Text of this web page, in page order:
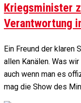
Kriegsminister
Verantwortung
Ein Freund der klaren
allen Kanälen. Was
auch wenn man es
mag die Show des